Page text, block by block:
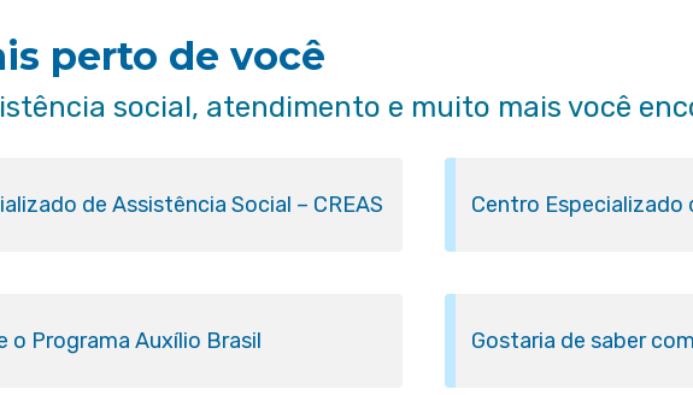
perto de você
social, atendimento e muito mais você
de Assistência Social – CREAS Centro Especializado
o Programa Auxílio Brasil Gostaria de saber